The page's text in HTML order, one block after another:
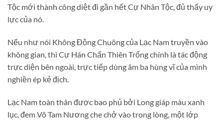
Tộc mới thành công diệt đi gần hết Cự Nhân Tộc, đủ thấy uy
lực của nó.
Nếu như nói Không Động Chuông của Lạc Nam truyền vào
không gian, thì Cự Hán Chấn Thiên Trống chính là tác động
trực diện bên ngoài, trực tiếp dùng âm ba hùng vĩ của mình
nghiền ép kẻ địch.
Lạc Nam toàn thân được bao phủ bởi Long giáp màu xanh
lục, đem Võ Tam Nương che chở vào trong lòng, một lớp